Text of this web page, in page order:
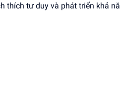
thích tư duy và phát triển khả